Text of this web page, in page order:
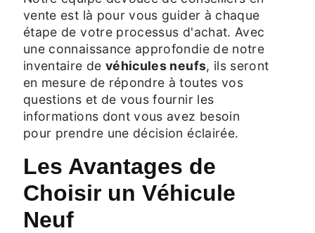
vente est là pour vous guider à chaque
étape de votre processus d'achat. Avec
une connaissance approfondie de notre
inventaire de véhicules neufs, ils seront
en mesure de répondre à toutes vos
questions et de vous fournir les
informations dont vous avez besoin
pour prendre une décision éclairée.
Les Avantages de
Choisir un Véhicule
Neuf